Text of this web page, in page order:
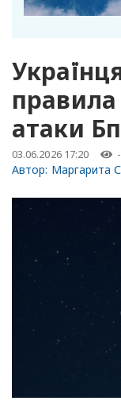
правила
атаки
03.06.2026 17:20 -
Автор: Маргарита